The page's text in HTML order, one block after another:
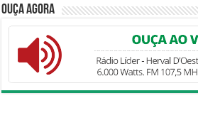
Ouça Agora